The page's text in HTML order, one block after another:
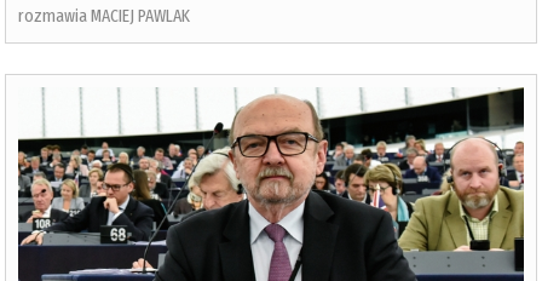
rozmawia MACIEJ PAWLAK